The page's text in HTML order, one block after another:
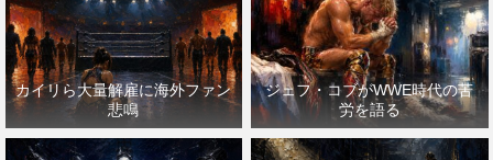
カイリら大量解雇に海外ファン
悲鳴
ジェフ・コブがWWE時代の苦
労を語る